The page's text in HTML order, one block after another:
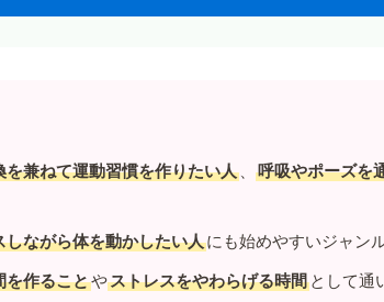
を兼ねて運動習慣を作りたい人 、 呼吸やポーズを
しながら体を動かしたい人にも始めやすいジャンル
を作ることやストレスをやわらげる時間 として通